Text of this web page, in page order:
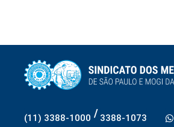
(11) 3388-1000 / 3388-1073